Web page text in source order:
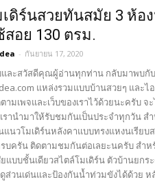
ดิร์นสวยทันสมัย 3 ห้อ
อย 130 ตรม.
- กันยายน 17, 2020
ละสวัสดีคุณผู้อ่านทุกท่าน กลับมาพบกับ
แหล่งรวมแบบบ้านสวยๆ และไ
ามเพจและเว็บของเราไว้ด้วยนะครับ
รานำมาให้รับชมกันเป็นประจำทุกวัน ส
แนวโมเดิร์นหลังคาแบบทรงแหงนเรีย
บครัน ติดตามชมกันต่อเลยะนครับ สำ
แบบชั้นเดียวสไตล์โมเดิร์น ตัวบ้านยกร
ส่วนเด่นและป้องกันน้ำท่วมขังได้ด้วย ห